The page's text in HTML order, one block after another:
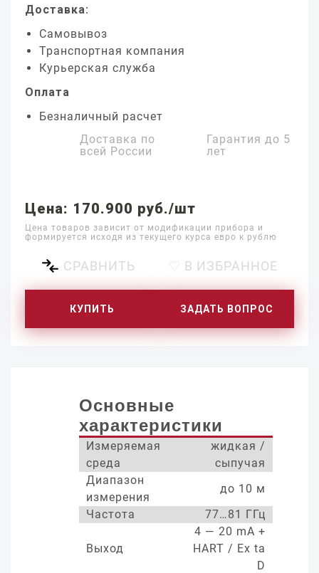
Доставка:
Самовывоз
Транспортная компания
Курьерская служба
Оплата
Безналичный расчет
Доставка по
всей России
Гарантия до 5
лет
Цена: 170.900 руб./шт
Цена товаров зависит от модификации прибора и
формируется исходя из текущего курса евро к рублю
СРАВНИТЬ ♡ В ИЗБРАННОЕ
КУПИТЬ ЗАДАТЬ ВОПРОС
Основные
характеристики
Измеряемая
среда
жидкая /
сыпучая
Диапазон
измерения
до 10 м
Частота
77…81 ГГц
Выход
4 — 20 mA +
HART / Ex ta
D